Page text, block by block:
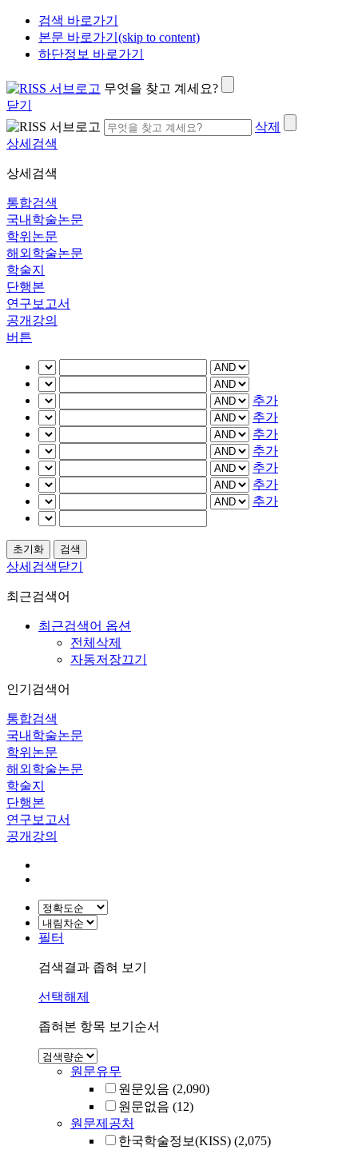
검색 바로가기
본문 바로가기(skip to content)
하단정보 바로가기
무엇을 찾고 계세요?
닫기
삭제
상세검색
상세검색
통합검색
국내학술논문
학위논문
해외학술논문
학술지
단행본
연구보고서
공개강의
버튼
추가
추가
추가
추가
추가
추가
추가
상세검색닫기
최근검색어
최근검색어 옵션
전체삭제
자동저장끄기
인기검색어
통합검색
국내학술논문
학위논문
해외학술논문
학술지
단행본
연구보고서
공개강의
필터
검색결과 좁혀 보기
선택해제
좁혀본 항목 보기순서
원문유무
원문있음 (2,090)
원문없음 (12)
원문제공처
한국학술정보(KISS) (2,075)